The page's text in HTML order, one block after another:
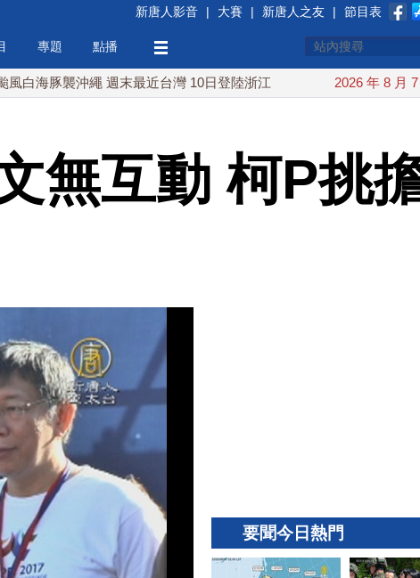
新唐人影音 | 大賽 | 新唐人之友 | 節目表
專題 點播
豚襲沖繩 週末最近台灣 10日登陸浙江 川普預透露美伊談判進展
2026 年 8 月
無互動 柯P挑
要聞今日熱門